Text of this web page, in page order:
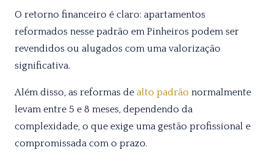
O retorno financeiro é claro: apartamentos
reformados nesse padrão em Pinheiros podem ser
revendidos ou alugados com uma valorização
significativa.
Além disso, as reformas de alto padrão normalmente
levam entre 5 e 8 meses, dependendo da
complexidade, o que exige uma gestão profissional e
compromissada com o prazo.